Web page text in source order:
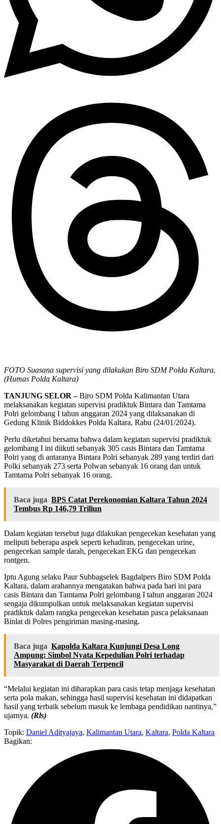
FOTO Suasana supervisi yang dilakukan Biro SDM Polda Kaltara.
(Humas Polda Kaltara)
TANJUNG SELOR –Biro SDM Polda Kalimantan Utara
melaksanakan kegiatan supervisi pradiktuk Bintara dan Tamtama
Polri gelombang I tahun anggaran 2024 yang dilaksanakan di
Gedung Klinik Biddokkes Polda Kaltara, Rabu (24/01/2024).
Perlu diketahui bersama bahwa dalam kegiatan supervisi pradiktuk
gelombang I ini diikuti sebanyak 305 casis Bintara dan Tamtama
Polri yang di antaranya Bintara Polri sebanyak 289 yang terdiri dari
Polki sebanyak 273 serta Polwan sebanyak 16 orang dan untuk
Tamtama Polri sebanyak 16 orang.
Baca juga BPS Catat Perekonomian Kaltara Tahun 2024
Tembus Rp 146,79 Triliun
Dalam kegiatan tersebut juga dilakukan pengecekan kesehatan yang
meliputi beberapa aspek seperti kehadiran, pengecekan urine,
pengecekan sample darah, pengecekan EKG dan pengecekan
rontgen.
Iptu Agung selaku Paur Subbagselek Bagdalpers Biro SDM Polda
Kaltara, dalam arahannya mengatakan bahwa pada hari ini para
casis Bintara dan Tamtama Polri gelombang I tahun anggaran 2024
sengaja dikumpulkan untuk melaksanakan kegiatan supervisi
pradiktuk dalam rangka pengecekan kesehatan pasca pelaksanaan
Binlat di Polres pengiriman masing-masing.
Baca juga Kapolda Kaltara Kunjungi Desa Long
Ampung: Simbol Nyata Kepedulian Polri terhadap
Masyarakat di Daerah Terpencil
“Melalui kegiatan ini diharapkan para casis tetap menjaga kesehatan
serta pola makan, sehingga hasil supervisi kesehatan ini didapatkan
hasil yang terbaik sebelum masuk ke lembaga pendidikan nantinya,”
ujarnya. (Rls)
Topik: Daniel Adityajaya, Kalimantan Utara, Kaltara, Polda Kaltara
Bagikan: